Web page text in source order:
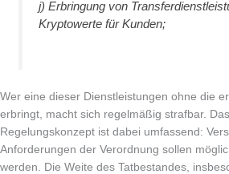
j) Erbringung von
Kryptowerte für Kunden;
Wer eine dieser Dienstleistungen ohne die
erbringt, macht sich regelmäßig strafbar.
Regelungskonzept ist dabei umfassend:
Anforderungen der Verordnung sollen
werden. Die Weite des Tatbestandes,